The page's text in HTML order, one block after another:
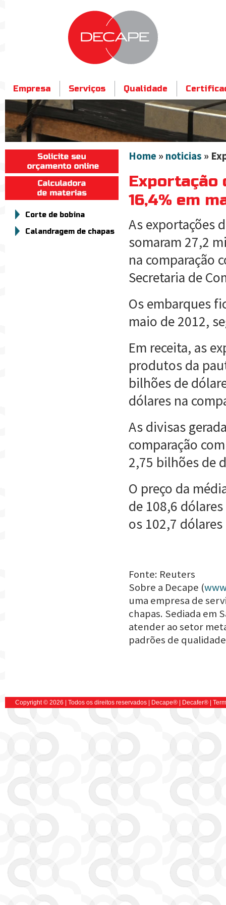
Empresa Serviços Qualidade
Contato
Corte de bobina
Calandragem de chapas
Home » noticias »
Exportação
16,4% em
As exportações
somaram 27,2
na comparação
Secretaria de
Os embarques
maio de 2012,
Em receita, as
produtos da
bilhões de
dólares na
As divisas
comparação
2,75 bilhões de
O preço da
de 108,6
os 102,7
Fonte: Reuters
Sobre a Decape (
uma empresa de
chapas. Sediada em
atender ao setor
padrões de
Copyright © 2026 | Todos os direitos reservados | Decape® | Decafer®